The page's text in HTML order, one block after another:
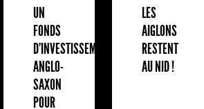
UN
FONDS
D'INVESTISSEMENT
ANGLO-
SAXON
POUR
LES
AIGLONS
RESTENT
AU NID !